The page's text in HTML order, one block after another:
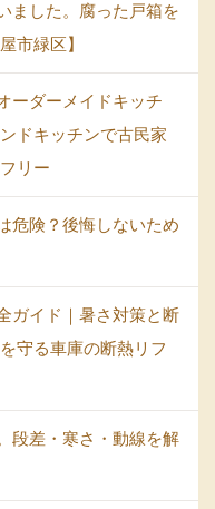
ました。腐った戸箱を
市緑区】
ーダーメイドキッチ
ドキッチンで古民家
リー
危険？後悔しないため
ガイド｜暑さ対策と断
守る車庫の断熱リフ
段差・寒さ・動線を解